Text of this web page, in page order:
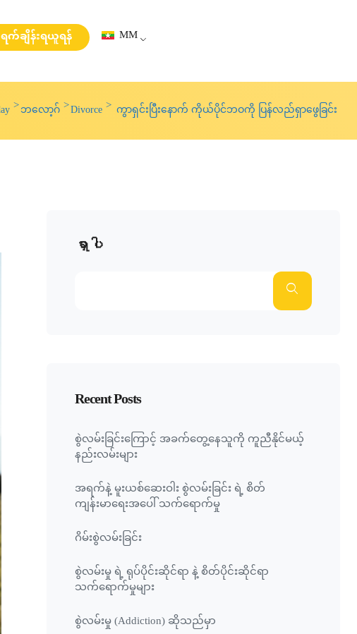
ရက်ချိန်းရယူရန် MM
ဘလော့ဂ် Divorce ကွာရှင်းပြီးနောက် ကိုယ်ပိုင်ဘဝကို ပြန်လည်ရှာဖွေခြင်း
ရှာပါ
Recent Posts
စွဲလမ်းခြင်းကြောင့် အခက်တွေ့နေသူကို ကူညီနိုင်မယ့်
နည်းလမ်းများ
အရက်နဲ့ မူးယစ်ဆေးဝါး စွဲလမ်းခြင်း ရဲ့ စိတ်
ကျန်းမာရေးအပေါ် သက်ရောက်မှု
ဂိမ်းစွဲလမ်းခြင်း
စွဲလမ်းမှု ရဲ့ ရုပ်ပိုင်းဆိုင်ရာ နဲ့ စိတ်ပိုင်းဆိုင်ရာ
သက်ရောက်မှုများ
စွဲလမ်းမှု (Addiction) ဆိုသည်မှာ